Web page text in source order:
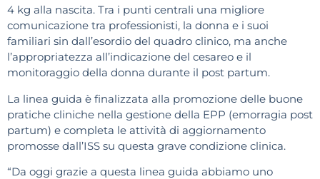
4 kg alla nascita. Tra i punti centrali una migliore
comunicazione tra professionisti, la donna e i suoi
familiari sin dall’esordio del quadro clinico, ma anche
l’appropriatezza all’indicazione del cesareo e il
monitoraggio della donna durante il post partum.
La linea guida è finalizzata alla promozione delle buone
pratiche cliniche nella gestione della EPP (emorragia post
partum) e completa le attività di aggiornamento
promosse dall’ISS su questa grave condizione clinica.
“Da oggi grazie a questa linea guida abbiamo uno